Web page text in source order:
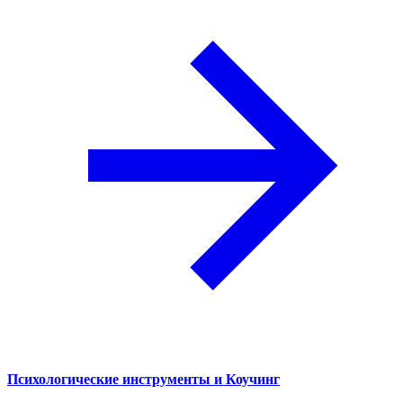
Психологические инструменты и Коучинг